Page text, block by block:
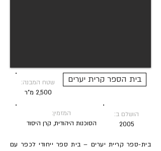
בית הספר קרית יערים
המזמין:
הסוכנות היהודית, קרן היסוד
שטח המבנה:
2,500 מ"ר
הושלם ב:
2005
בית-ספר קריית יערים – בית ספר ייחודי לכפר עם